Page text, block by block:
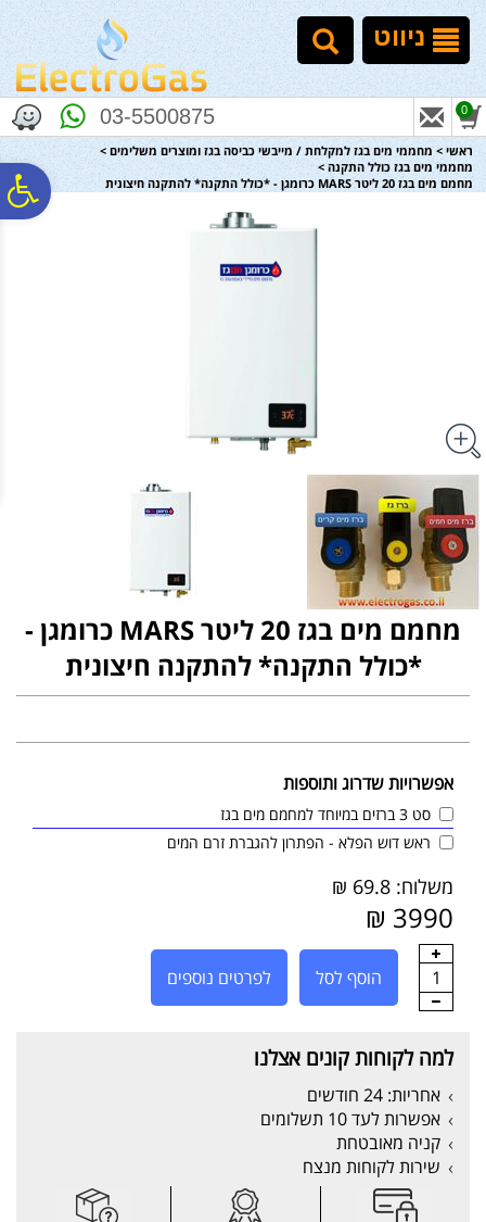
נגישות
אתר
המרכזי
ניווט
03-5500875 0
ראשי > מחממי מים בגז למקלחת / מייבשי כביסה בגז ומוצרים משלימים >
מחממי מים בגז כולל התקנה >
מחמם מים בגז 20 ליטר MARS כרומגן - *כולל התקנה* להתקנה חיצונית
מחמם מים בגז 20 ליטר MARS כרומגן -
*כולל התקנה* להתקנה חיצונית
אפשרויות שדרוג ותוספות
סט 3 ברזים במיוחד למחמם מים בגז
ראש דוש הפלא - הפתרון להגברת זרם המים
משלוח: 69.8 ₪
3990 ₪
1 הוסף לסל לפרטים נוספים
למה לקוחות קונים אצלנו
אחריות: 24 חודשים
אפשרות לעד 10 תשלומים
קניה מאובטחת
שירות לקוחות מנצח